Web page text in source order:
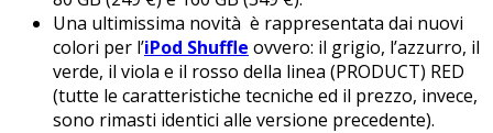
Una ultimissima novità è rappresentata dai nuovi
colori per l’iPod Shuffle ovvero: il grigio, l’azzurro, il
verde, il viola e il rosso della linea (PRODUCT) RED
(tutte le caratteristiche tecniche ed il prezzo, invece,
sono rimasti identici alle versione precedente).